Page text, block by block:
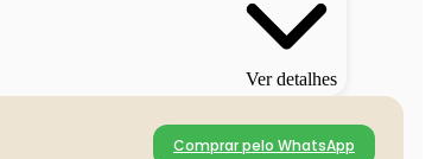
Ver detalhes
Comprar pelo WhatsApp